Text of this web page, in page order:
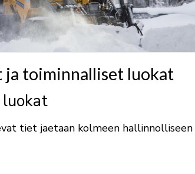
ja toiminnalliset luokat
tiet jaetaan kolmeen hallinnolliseen